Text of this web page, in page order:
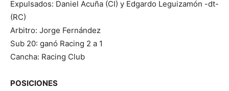
Expulsados: Daniel Acuña (CI) y Edgardo Leguizamón -dt-
(RC)
Arbitro: Jorge Fernández
Sub 20: ganó Racing 2 a 1
Cancha: Racing Club
POSICIONES